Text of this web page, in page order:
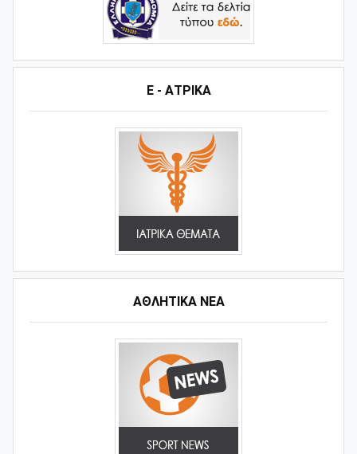
Ε - ΑΤΡΙΚΑ
ΑΘΛΗΤΙΚΆ ΝΈΑ